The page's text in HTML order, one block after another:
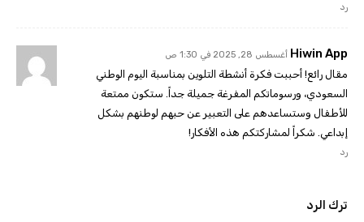
رد
Hiwin App أغسطس 28, 2025 في 1:30 ص
مقال رائع! أحببت فكرة أنشطة التلوين بمناسبة اليوم الوطني
السعودي، ورسوماتكم المفرغة جميلة جداً. ستكون ممتعة
للأطفال وستساعدهم على التعبير عن حبهم لوطنهم بشكل
إبداعي. شكراً لمشاركتكم هذه الأفكار!
رد
ترك الرد